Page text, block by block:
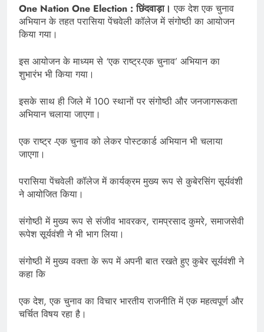
One Nation One Election : छिंदवाड़ा। एक देश एक चुनाव
अभियान के तहत परासिया पेंचवेली कॉलेज में संगोष्ठी का आयोजन
किया गया।
इस आयोजन के माध्यम से ‘एक राष्ट्र-एक चुनाव’ अभियान का
शुभारंभ भी किया गया।
इसके साथ ही जिले में 100 स्थानों पर संगोष्ठी और जनजागरूकता
अभियान चलाया जाएगा।
एक राष्ट्र -एक चुनाव को लेकर पोस्टकार्ड अभियान भी चलाया
जाएगा।
परासिया पेंचवेली कॉलेज में कार्यक्रम मुख्य रूप से कुबेरसिंग सूर्यवंशी
ने आयोजित किया।
संगोष्ठी में मुख्य रूप से संजीव भावरकर, रामप्रसाद कुमरे, समाजसेवी
रूपेश सूर्यवंशी ने भी भाग लिया।
संगोष्ठी में मुख्य वक्ता के रूप में अपनी बात रखते हुए कुबेर सूर्यवंशी ने
कहा कि
एक देश, एक चुनाव का विचार भारतीय राजनीति में एक महत्वपूर्ण और
चर्चित विषय रहा है।